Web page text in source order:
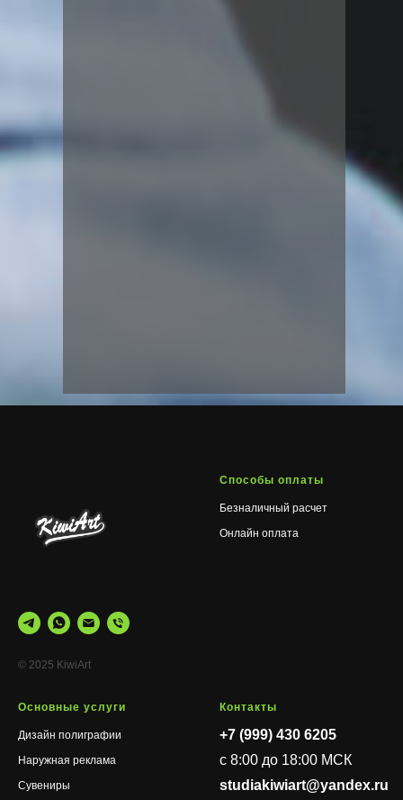
© 2025 KiwiArt
Способы оплаты
Безналичный расчет
Онлайн оплата
Основные услуги
Дизайн полиграфии
Наружная реклама
Сувениры
Контакты
+7 (999) 430 6205
c 8:00 до 18:00 МСК
studiakiwiart@yandex.ru